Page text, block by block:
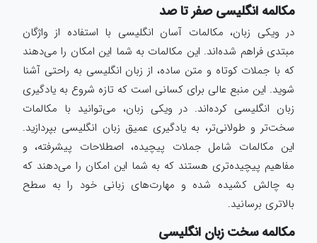
مکالمه انگلیسی صفر تا صد
در ویکی زبان، مکالمات آسان انگلیسی با استفاده از واژگان
مبتدی فراهم شده‌اند. این مکالمات به شما این امکان را می‌دهند
که با جملات کوتاه و متن ساده، از زبان انگلیسی به راحتی آشنا
شوید. این منبع عالی برای کسانی است که تازه شروع به یادگیری
زبان انگلیسی کرده‌اند. در ویکی زبان، می‌توانید با مکالمات
سخت‌تر و طولانی‌تر، به یادگیری عمیق زبان انگلیسی بپردازید.
این مکالمات شامل جملات پیچیده، اصطلاحات پیشرفته، و
مفاهیم پیچیده‌تری هستند که به شما این امکان را می‌دهند که
به چالش کشیده شده و مهارت‌های زبانی خود را به سطح
بالاتری برسانید.
مکالمه سخت زبان انگلیسی